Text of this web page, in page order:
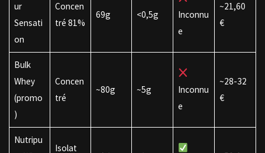
ur
Sensati
on
Concen
tré 81%
69g <0,5g
Inconnu
e
~21,60
€
Bulk
Whey
(promo
)
Concen
tré
~80g ~5g
Inconnu
e
~28-32
€
Nutripu
Isolat